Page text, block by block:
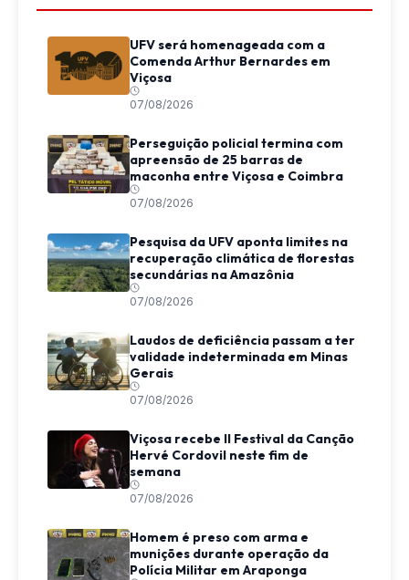
UFV será homenageada com a
Comenda Arthur Bernardes em
Viçosa
07/08/2026
Perseguição policial termina com
apreensão de 25 barras de
maconha entre Viçosa e Coimbra
07/08/2026
Pesquisa da UFV aponta limites na
recuperação climática de florestas
secundárias na Amazônia
07/08/2026
Laudos de deficiência passam a ter
validade indeterminada em Minas
Gerais
07/08/2026
Viçosa recebe II Festival da Canção
Hervé Cordovil neste fim de
semana
07/08/2026
Homem é preso com arma e
munições durante operação da
Polícia Militar em Araponga